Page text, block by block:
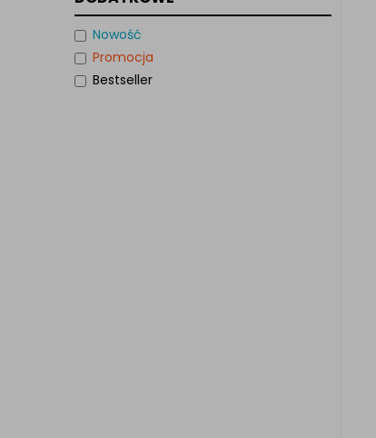
Nowość
Promocja
Bestseller